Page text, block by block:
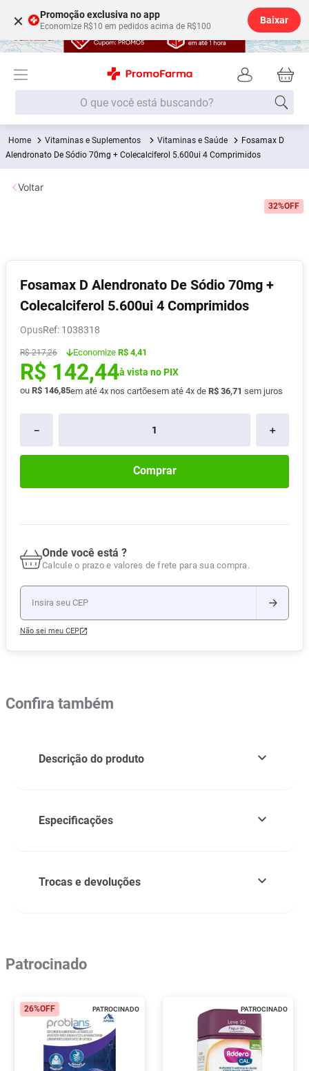
× Promoção exclusiva no app
Economize R$10 em pedidos acima de R$100
Baixar
O que você está buscando?
Vitaminas e Suplementos Vitaminas e Saúde
Fosamax D
Alendronato De Sódio 70mg + Colecalciferol 5.600ui 4 Comprimidos
32%OFF
Fosamax D Alendronato De Sódio 70mg +
Colecalciferol 5.600ui 4 Comprimidos
Opus : 1038318
R$ 217,26 Economize R$ 4,41
R$ 142,44à vista no PIX
ou R$ 146,85em até 4x nos cartõesem até 4x de R$ 36,71 sem juros
＋
－
Comprar
Onde você está ?
Calcule o prazo e valores de frete para sua compra.
Não sei meu CEP
Voltar
Confira também
Descrição do produto
Especificações
Trocas e devoluções
Patrocinado
PATROCINADO
26%OFF PATROCINADO
Termos mais buscados
1º Fralda
2
5º Fralda G
6º Shampoo
7º Desodorante
8º Absorvente
9º Lavitan
10 Vitamina D